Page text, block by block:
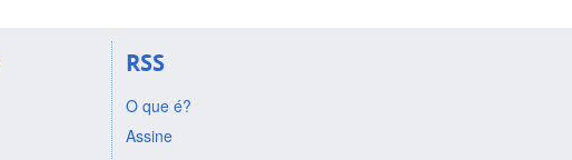
RSS
O que é?
Assine